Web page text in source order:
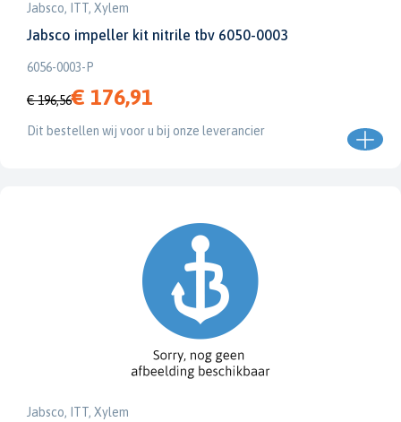
Jabsco, ITT, Xylem
Jabsco impeller kit nitrile tbv 6050-0003
6056-0003-P
€ 196,56€ 176,91
Dit bestellen wij voor u bij onze leverancier
Jabsco, ITT, Xylem